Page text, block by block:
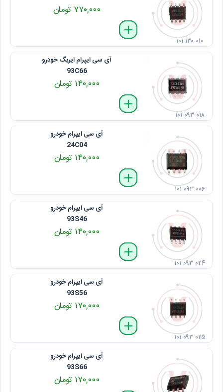
۷۷۰,۰۰۰ تومان
delete
remove
add
۱۰۱ ۱۳۰ ۰۱۰
آی سی ایپرام ایربگ خودرو
93C66
۱۴۰,۰۰۰ تومان
delete
remove
add
۱۰۱ ۰۹۳ ۰۱۸
آی سی ایپرام خودرو
24C04
۱۴۰,۰۰۰ تومان
delete
remove
add
۱۰۱ ۰۹۳ ۰۰۶
آی سی ایپرام خودرو
93S46
۱۴۰,۰۰۰ تومان
delete
remove
add
۱۰۱ ۰۹۳ ۰۲۴
آی سی ایپرام خودرو
93S56
۱۷۰,۰۰۰ تومان
delete
remove
add
۱۰۱ ۰۹۳ ۰۲۵
آی سی ایپرام خودرو
93S66
۱۷۰,۰۰۰ تومان